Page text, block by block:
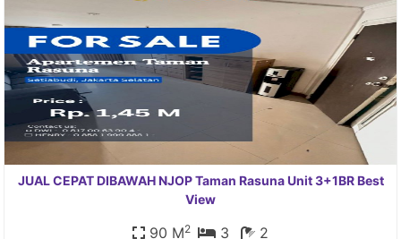
JUAL CEPAT DIBAWAH NJOP Taman Rasuna Unit 3+1BR Best
View
90 M2 3 2